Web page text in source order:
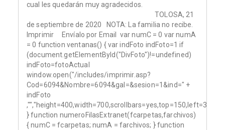
cual les quedarán muy agradecidos.
TOLOSA, 21
de septiembre de 2020 NOTA: La familia no recibe.
Imprimir Envíalo por Email var numC = 0 var numA
= 0 function ventanas() { var indFoto indFoto=1 if
(document.getElementById("DivFoto")!=undefined)
indFoto=fotoActual
window.open("/includes/imprimir.asp?
Cod=6094&Nombre=6094&gal=&sesion=1&ind=" +
indFoto
,"","height=400,width=700,scrollbars=yes,top=150,left=300");
} function numeroFilasExtranet(fcarpetas,farchivos)
{ numC = fcarpetas; numA = farchivos; } function